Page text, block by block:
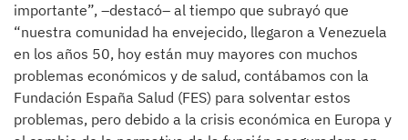
importante”, –destacó– al tiempo que subrayó que
“nuestra comunidad ha envejecido, llegaron a Venezuela
en los años 50, hoy están muy mayores con muchos
problemas económicos y de salud, contábamos con la
Fundación España Salud (FES) para solventar estos
problemas, pero debido a la crisis económica en Europa y